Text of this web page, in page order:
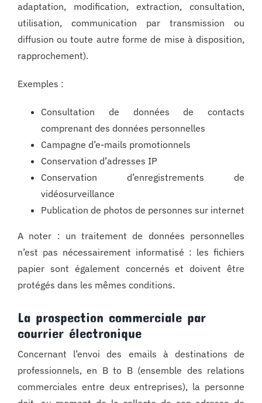
adaptation, modification, extraction, consultation,
utilisation, communication par transmission ou
diffusion ou toute autre forme de mise à disposition,
rapprochement).
Exemples :
Consultation de données de contacts
comprenant des données personnelles
Campagne d’e-mails promotionnels
Conservation d’adresses IP
Conservation d’enregistrements de
vidéosurveillance
Publication de photos de personnes sur internet
A noter : un traitement de données personnelles
n’est pas nécessairement informatisé : les fichiers
papier sont également concernés et doivent être
protégés dans les mêmes conditions.
La prospection commerciale par
courrier électronique
Concernant l’envoi des emails à destinations de
professionnels, en B to B (ensemble des relations
commerciales entre deux entreprises), la personne